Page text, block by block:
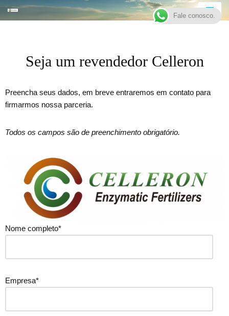
conteúdoSeja um revendedor Celleron
Preencha seus dados, em breve entraremos em contato para
firmarmos nossa parceria.
Todos os campos são de preenchimento obrigatório.
Nome completo*
Empresa*
Fale conosco.